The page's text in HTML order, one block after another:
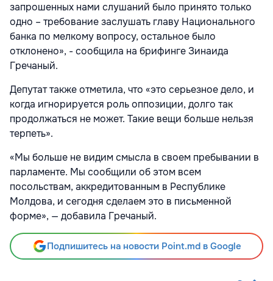
запрошенных нами слушаний было принято только
одно – требование заслушать главу Национального
банка по мелкому вопросу, остальное было
отклонено», - сообщила на брифинге Зинаида
Гречаный.
Депутат также отметила, что «это серьезное дело, и
когда игнорируется роль оппозиции, долго так
продолжаться не может. Такие вещи больше нельзя
терпеть».
«Мы больше не видим смысла в своем пребывании в
парламенте. Мы сообщили об этом всем
посольствам, аккредитованным в Республике
Молдова, и сегодня сделаем это в письменной
форме», — добавила Гречаный.
Подпишитесь на новости Point.md в Google